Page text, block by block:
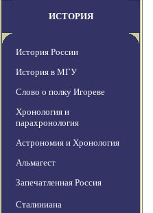
ИСТОРИЯ
История России
История в МГУ
Слово о полку Игореве
Хронология и
парахронология
Астрономия и Хронология
Альмагест
Запечатленная Россия
Сталиниана